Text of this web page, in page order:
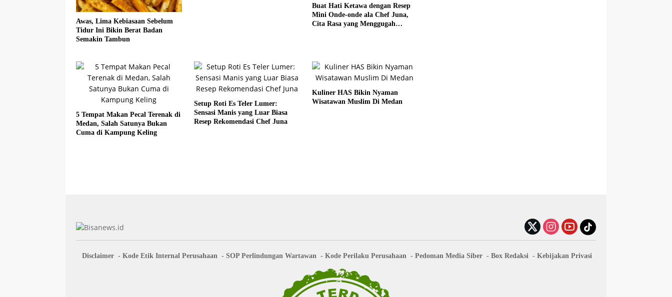
Awas, Lima Kebiasaan Sebelum
Tidur Ini Bikin Berat Badan
Semakin Tambun
Buat Hati Ketawa dengan Resep
Mini Onde-onde ala Chef Juna,
Cita Rasa yang Menggugah
5 Tempat Makan Pecal Terenak di
Medan, Salah Satunya Bukan
Cuma di Kampung Keling
Setup Roti Es Teler Lumer:
Sensasi Manis yang Luar Biasa
Resep Rekomendasi Chef Juna
Kuliner HAS Bikin Nyaman
Wisatawan Muslim Di Medan
Disclaimer Kode Etik Internal Perusahaan SOP Perlindungan Wartawan Kode Perilaku Perusahaan Pedoman Media Siber Box Redaksi Kebijakan Privasi